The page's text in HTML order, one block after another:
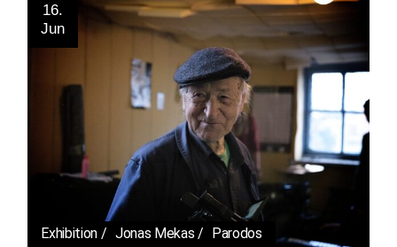
16.
Jun
Exhibition Jonas Mekas Parodos